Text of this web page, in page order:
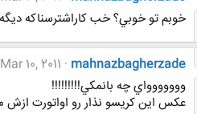
خوبم تو خوبي؟ خب كاراشترسناكه
mahnazbagherzade
Mar 10, 2011
ووووووواي چه بانمكي!!!!!!!!!
عكس اين كريسو نذار رو اواتورت